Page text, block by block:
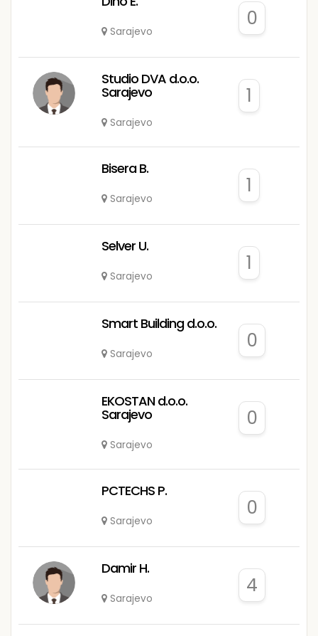
Sarajevo
0
Studio DVA d.o.o.
Sarajevo
Sarajevo
1
Bisera B.
Sarajevo
1
Selver U.
Sarajevo
1
Smart Building d.o.o.
Sarajevo
0
EKOSTAN d.o.o.
Sarajevo
Sarajevo
0
PCTECHS P.
Sarajevo
0
Damir H.
Sarajevo
4